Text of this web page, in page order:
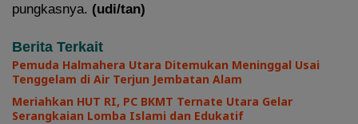
pungkasnya. (udi/tan)
Berita Terkait
Pemuda Halmahera Utara Ditemukan Meninggal Usai
Tenggelam di Air Terjun Jembatan Alam
Meriahkan HUT RI, PC BKMT Ternate Utara Gelar
Serangkaian Lomba Islami dan Edukatif